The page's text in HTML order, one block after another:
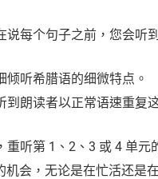
每个句子之前，您会听
听希腊语的细微特点。
朗读者以正常语速重复
听第 1、2、3 或 4 单元
会，无论是在忙活还是